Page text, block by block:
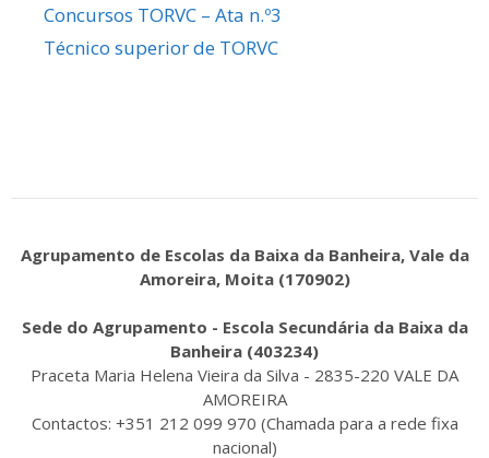
Concursos TORVC – Ata n.º3
Técnico superior de TORVC
Agrupamento de Escolas da Baixa da Banheira, Vale da
Amoreira, Moita (170902)
Sede do Agrupamento - Escola Secundária da Baixa da
Banheira (403234)
Praceta Maria Helena Vieira da Silva - 2835-220 VALE DA
AMOREIRA
Contactos: +351 212 099 970 (Chamada para a rede fixa
nacional)